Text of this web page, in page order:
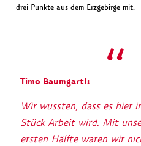
drei Punkte aus dem Erzgebirge mit.
Timo Baumgartl:
Wir wussten, dass es hier
Stück Arbeit wird. Mit
ersten Hälfte waren wir